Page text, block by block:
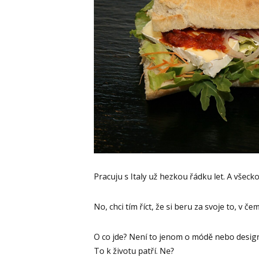
Pracuju s Italy už hezkou řádku let. A
No, chci tím říct, že si beru za svoje to, v
O co jde? Není to jenom o módě nebo
To k životu patří. Ne?